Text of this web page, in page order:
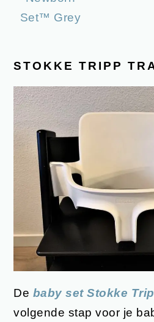
STOKKE TRIPP
De baby set Stokke
volgende stap voor je